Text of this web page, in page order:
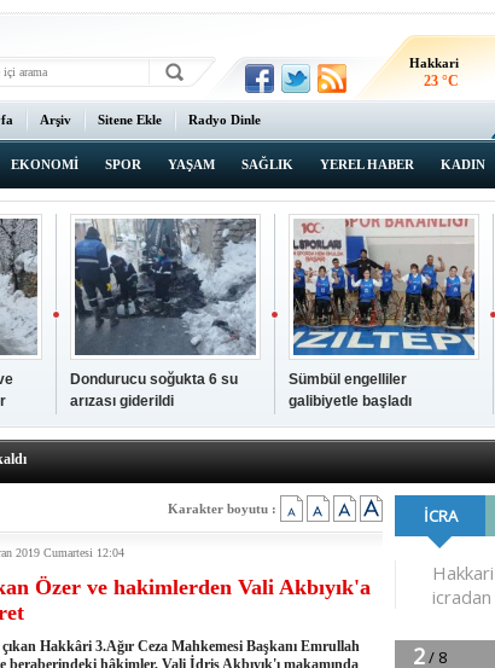
Hakkari
23 °C
Arşiv Sitene Ekle Radyo Dinle
EKONOMİ SPOR YAŞAM SAĞLIK YEREL HABER KADIN
Dondurucu soğukta 6 su
arızası giderildi
Sümbül engelliler
galibiyetle başladı
Turan görevine başladı
yatırım yapıyoruz
buldu
güreş finali
Karakter boyutu :
2019 Cumartesi 12:04
Özer ve hakimlerden Vali Akbıyık'a
Hakkâri 3.Ağır Ceza Mahkemesi Başkanı Emrullah
beraberindeki hâkimler, Vali İdris Akbıyık'ı makamında